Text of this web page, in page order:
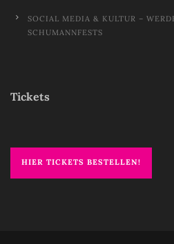
SOCIAL MEDIA & KULTUR –
SCHUMANNFESTS
Tickets
HIER TICKETS BESTELLEN!